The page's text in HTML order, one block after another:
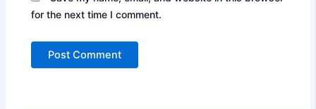
for the next time I comment.